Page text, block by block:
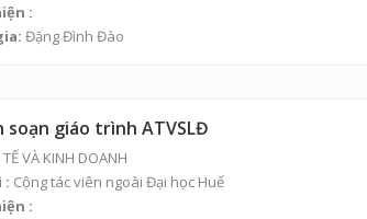
:
Đặng Đình Đào
soạn giáo trình ATVSLĐ
TẾ VÀ KINH DOANH
: Cộng tác viên ngoài Đại học Huế
: